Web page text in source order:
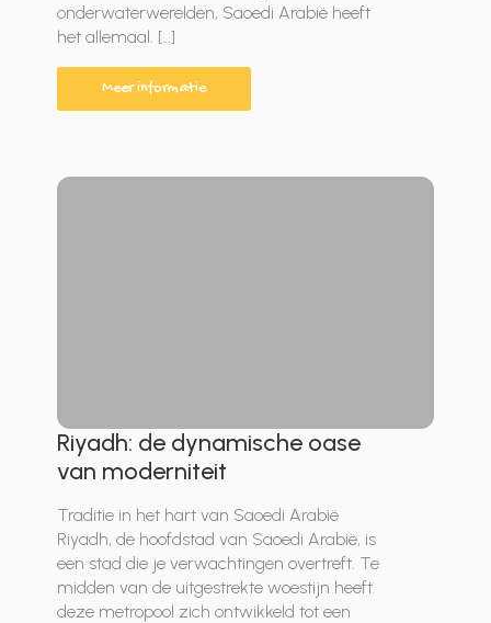
onderwaterwerelden, Saoedi Arabië heeft
het allemaal. […]
Meer informatie
Riyadh: de dynamische oase
van moderniteit
Traditie in het hart van Saoedi Arabië
Riyadh, de hoofdstad van Saoedi Arabië, is
een stad die je verwachtingen overtreft. Te
midden van de uitgestrekte woestijn heeft
deze metropool zich ontwikkeld tot een